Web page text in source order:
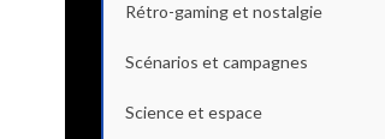
Rétro-gaming et nostalgie
Scénarios et campagnes
Science et espace